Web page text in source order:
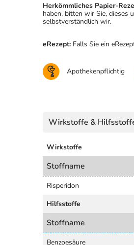
Herkömmliches Papier-
haben, bitten wir Sie, dieses
selbstverständlich wir.
eRezept: Falls Sie ein
Apothekenpflichtig
Wirkstoffe &
Wirkstoffe
Stoffname
Risperidon
Hilfsstoffe
Stoffname
Benzoesäure